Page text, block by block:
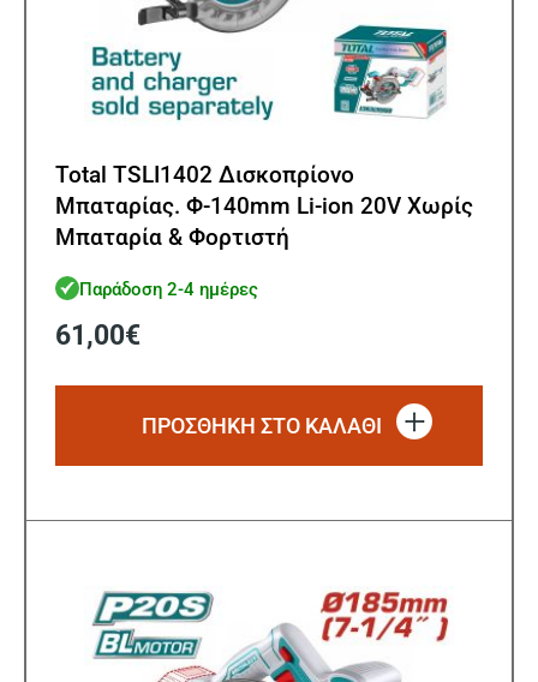
Total TSLI1402 Δισκοπρίονο
Μπαταρίας. Φ-140mm Li-ion 20V Χωρίς
Μπαταρία & Φορτιστή
Παράδοση 2-4 ημέρες
61,00€
ΠΡΟΣΘΗΚΗ ΣΤΟ ΚΑΛΑΘΙ